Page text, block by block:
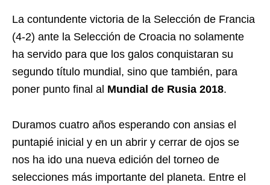
La contundente victoria de la Selección de Francia
(4-2) ante la Selección de Croacia no solamente
ha servido para que los galos conquistaran su
segundo título mundial, sino que también, para
poner punto final al Mundial de Rusia 2018.
Duramos cuatro años esperando con ansias el
puntapié inicial y en un abrir y cerrar de ojos se
nos ha ido una nueva edición del torneo de
selecciones más importante del planeta. Entre el